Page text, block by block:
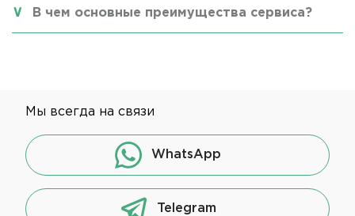
В чем основные преимущества сервиса?
Мы всегда на связи
WhatsApp
Telegram